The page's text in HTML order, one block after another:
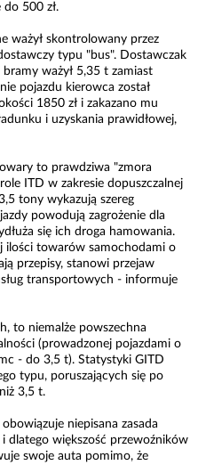
500 zł.
ważył skontrolowany przez
typu "bus". Dostawczak
ważył 5,35 t zamiast
pojazdu kierowca został
1850 zł i zakazano mu
i uzyskania prawidłowej,
to prawdziwa "zmora
ITD w zakresie dopuszczalnej
tony wykazują szereg
powodują zagrożenie dla
się ich droga hamowania.
ilości towarów samochodami o
przepisy, stanowi przejaw
transportowych - informuje
to niemalże powszechna
(prowadzonej pojazdami o
- do 3,5 t). Statystyki GITD
typu, poruszających się po
3,5 t.
niepisana zasada
większość przewoźników
swoje auta pomimo, że